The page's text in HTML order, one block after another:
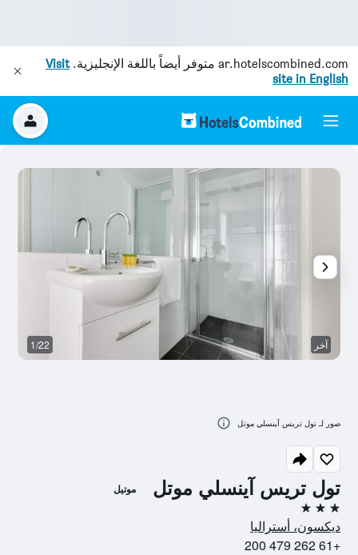
ar.hotelscombined.com متوفر أيضاً باللغة الإنجليزية.Visit
site in English
تول تريس آينسلي موتل موتيل
3 نجوم
ديكسون، أستراليا
+61 262 479 200
آخر 1/22
صور لـ تول تريس آينسلي موتل